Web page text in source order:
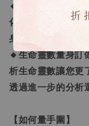
🔸客製化之範圍：
化」及「量身需求
身訂做」。
🔸生命靈數量身訂
析生命靈數讓您更
透過進一步的分析
【如何量手圍】